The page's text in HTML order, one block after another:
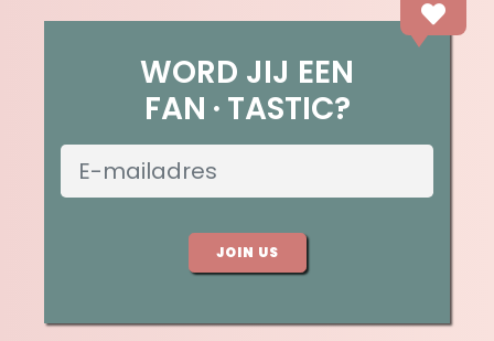
WORD JIJ EEN
FAN TASTIC?
JOIN US